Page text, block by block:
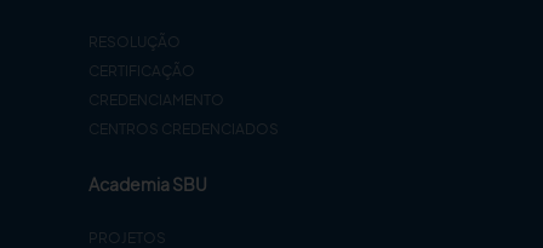
RESOLUÇÃO
CERTIFICAÇÃO
CREDENCIAMENTO
CENTROS CREDENCIADOS
Academia SBU
PROJETOS